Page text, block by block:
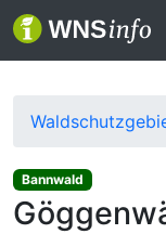
Bannwald